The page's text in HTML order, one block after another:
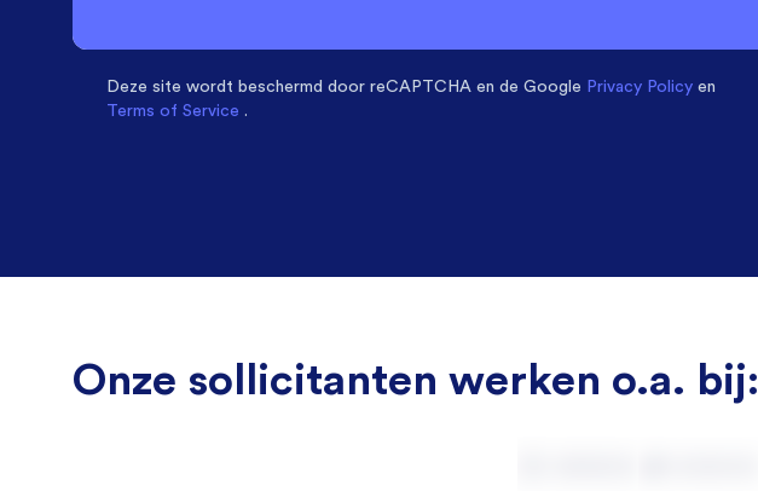
Deze site wordt beschermd door reCAPTCHA en de Google Privacy Policy en
Terms of Service .
Onze sollicitanten werken o.a. bij: